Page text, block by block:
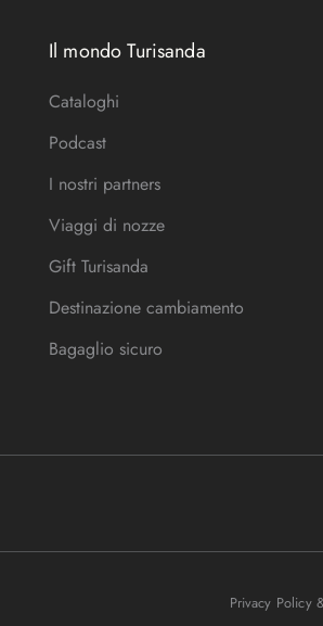
Il mondo Turisanda
Cataloghi
Podcast
I nostri partners
Viaggi di nozze
Gift Turisanda
Destinazione cambiamento
Bagaglio sicuro
Privacy Policy